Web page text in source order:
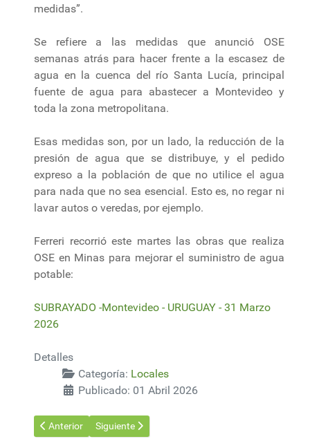
medidas”.
Se refiere a las medidas que anunció OSE
semanas atrás para hacer frente a la escasez de
agua en la cuenca del río Santa Lucía, principal
fuente de agua para abastecer a Montevideo y
toda la zona metropolitana.
Esas medidas son, por un lado, la reducción de la
presión de agua que se distribuye, y el pedido
expreso a la población de que no utilice el agua
para nada que no sea esencial. Esto es, no regar ni
lavar autos o veredas, por ejemplo.
Ferreri recorrió este martes las obras que realiza
OSE en Minas para mejorar el suministro de agua
potable:
SUBRAYADO -Montevideo - URUGUAY - 31 Marzo
2026
Detalles
Categoría: Locales
Publicado: 01 Abril 2026
Artículo anterior: Ursea busca equidad con las energías
Anterior Artículo siguiente: Ferreri anuncia inversiones
Siguiente